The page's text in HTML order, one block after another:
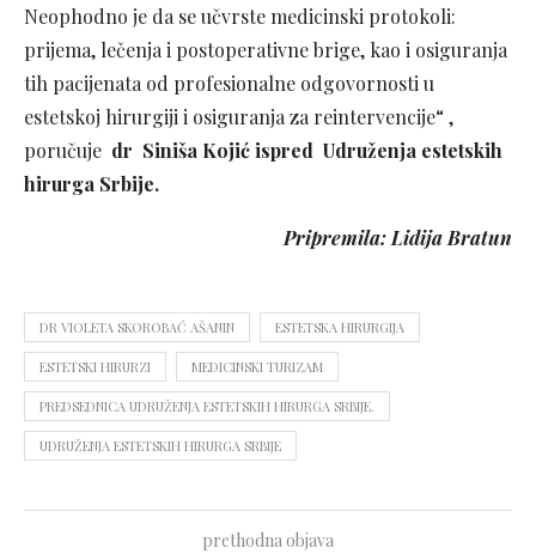
Neophodno je da se učvrste medicinski protokoli:
prijema, lečenja i postoperativne brige, kao i osiguranja
tih pacijenata od profesionalne odgovornosti u
estetskoj hirurgiji i osiguranja za reintervencije“ ,
poručuje dr Siniša Kojić ispred Udruženja estetskih
hirurga Srbije.
Pripremila: Lidija Bratun
DR VIOLETA SKOROBAĆ AŠANIN ESTETSKA HIRURGIJA
ESTETSKI HIRURZI MEDICINSKI TURIZAM
PREDSEDNICA UDRUŽENJA ESTETSKIH HIRURGA SRBIJE.
UDRUŽENJA ESTETSKIH HIRURGA SRBIJE
prethodna objava